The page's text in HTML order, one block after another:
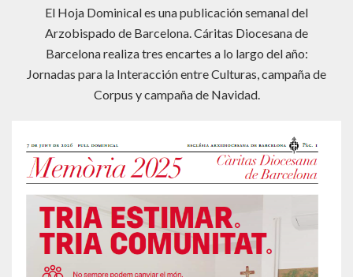
El Hoja Dominical es una publicación semanal del
Arzobispado de Barcelona. Cáritas Diocesana de
Barcelona realiza tres encartes a lo largo del año:
Jornadas para la Interacción entre Culturas, campaña de
Corpus y campaña de Navidad.